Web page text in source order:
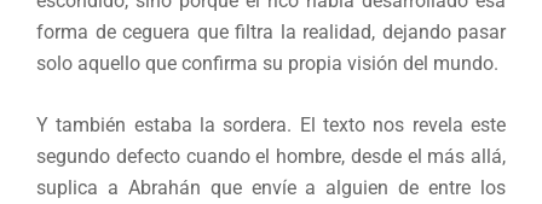
forma de ceguera que filtra la realidad, dejando pasar
solo aquello que confirma su propia visión del mundo.
Y también estaba la sordera. El texto nos revela este
segundo defecto cuando el hombre, desde el más allá,
suplica a Abrahán que envíe a alguien de entre los